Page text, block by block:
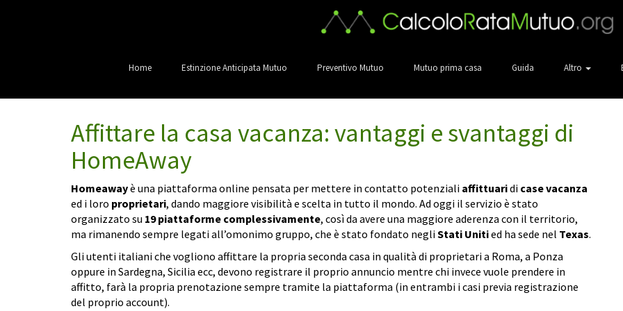
Home Estinzione Anticipata Mutuo Preventivo Mutuo Mutuo prima casa Guida Altro
Affittare la casa vacanza: vantaggi e svantaggi di
HomeAway
Homeawayè una piattaforma online pensata per mettere in contatto potenziali affittuaridi case vacanza
ed i loro proprietari, dando maggiore visibilità e scelta in tutto il mondo. Ad oggi il servizio è stato
organizzato su 19 piattaforme complessivamente, così da avere una maggiore aderenza con il territorio,
ma rimanendo sempre legati all’omonimo gruppo, che è stato fondato negliStati Unitied ha sede nel Texas.
Gli utenti italiani che vogliono affittare la propria seconda casa in qualità di proprietari a Roma, a Ponza
oppure in Sardegna, Sicilia ecc, devono registrare il proprio annuncio mentre chi invece vuole prendere in
affitto, farà la propria prenotazione sempre tramite la piattaforma (in entrambi i casi previa registrazione
del proprio account).